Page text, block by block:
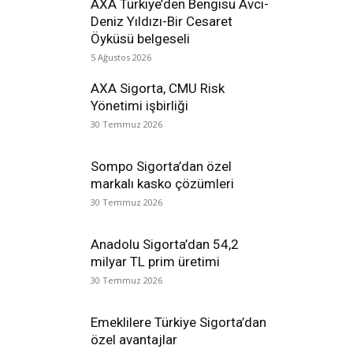
AXA Türkiye’den Bengisu Avcı-
Deniz Yıldızı-Bir Cesaret
Öyküsü belgeseli
5 Ağustos 2026
AXA Sigorta, CMU Risk
Yönetimi işbirliği
30 Temmuz 2026
Sompo Sigorta’dan özel
markalı kasko çözümleri
30 Temmuz 2026
Anadolu Sigorta’dan 54,2
milyar TL prim üretimi
30 Temmuz 2026
Emeklilere Türkiye Sigorta’dan
özel avantajlar